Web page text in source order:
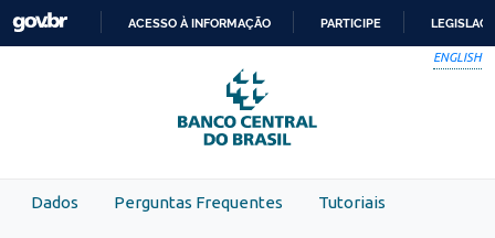
Skip to main content
PARA
O
CONTEÚDO
ACESSO À INFORMAÇÃO PARTICIPE
ENGLISH
Dados Perguntas Frequentes Tutoriais